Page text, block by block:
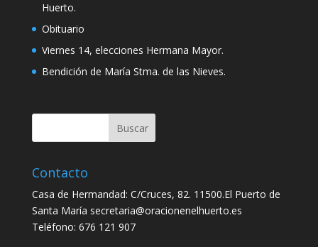
Huerto.
Obituario
Viernes 14, elecciones Hermana Mayor.
Bendición de María Stma. de las Nieves.
Contacto
Casa de Hermandad: C/Cruces, 82. 11500.El Puerto de
Santa María secretaria@oracionenelhuerto.es
Teléfono: 676 121 907